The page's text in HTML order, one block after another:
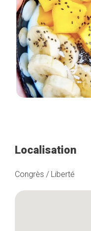
Localisation
Congrès / Liberté